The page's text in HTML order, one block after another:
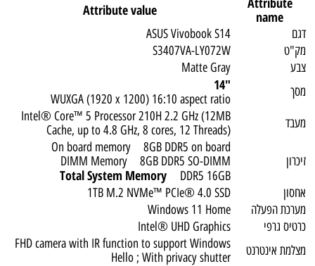
name
Attribute value
דגם
ASUS Vivobook S14
מק"ט
S3407VA-LY072W
צבע
Matte Gray
מסך
"14
WUXGA (1920 x 1200) 16:10 aspect ratio
מעבד
Intel® Core™ 5 Processor 210H 2.2 GHz (12MB
Cache, up to 4.8 GHz, 8 cores, 12 Threads)
זיכרון
On board memory 8GB DDR5 on board
DIMM Memory 8GB DDR5 SO-DIMM
Total System Memory
DDR5 16GB
אחסון
1TB M.2 NVMe™ PCIe® 4.0 SSD
מערכת הפעלה
Windows 11 Home
כרטיס גרפי
Intel® UHD Graphics
מצלמת אינטרנט
FHD camera with IR function to support Windows
Hello ; With privacy shutter